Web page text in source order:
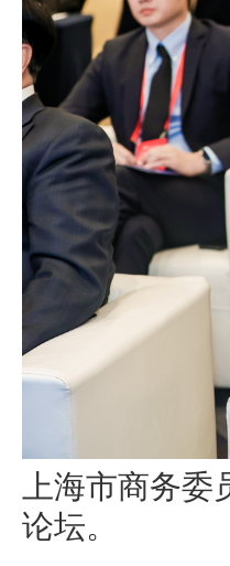
上海市商务
论坛。